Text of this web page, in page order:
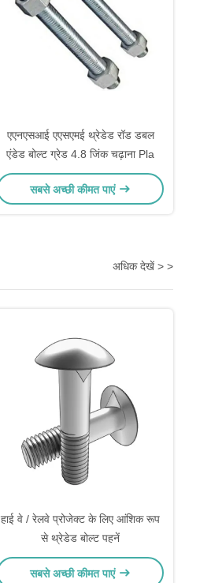
एएनएसआई एएसएमई थ्रेडेड रॉड डबल
एंडेड बोल्ट ग्रेड 4.8 जिंक चढ़ाना Pla
सबसे अच्छी कीमत पाएं
अधिक देखें > >
हाई वे / रेलवे प्रोजेक्ट के लिए आंशिक रूप
से थ्रेडेड बोल्ट पहनें
सबसे अच्छी कीमत पाएं